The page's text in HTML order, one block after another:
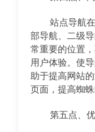
站点导航
部导航、二级
常重要的位置
用户体验。使
助于提高网站
页面，提高蜘蛛
第五点、